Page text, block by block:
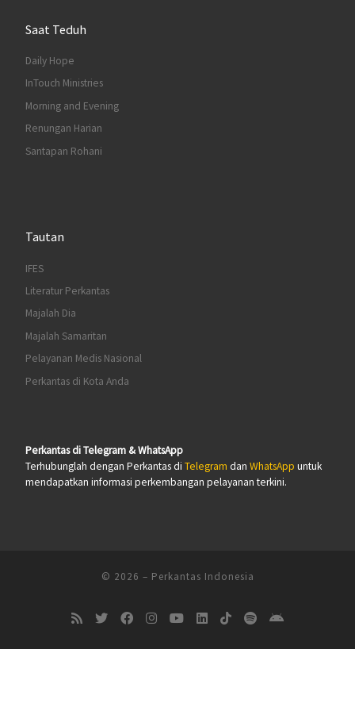
Saat Teduh
Daily Hope
InTouch Ministries
Morning and Evening
Renungan Harian
Santapan Rohani
Tautan
IFES
Literatur Perkantas
Majalah Dia
Majalah Samaritan
Pelayanan Medis Nasional
Perkantas di Kota Anda
Perkantas di Telegram & WhatsApp
Terhubunglah dengan Perkantas di Telegram dan WhatsApp untuk
mendapatkan informasi perkembangan pelayanan terkini.
© 2026 – Perkantas Indonesia